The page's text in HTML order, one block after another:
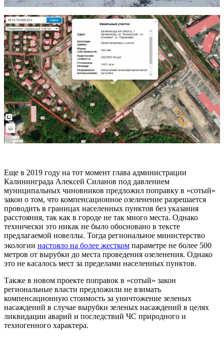
Еще в 2019 году на тот момент глава администрации
Калининграда Алексей Силанов под давлением
муниципальных чиновников предложил поправку в «сотый»
закон о том, что компенсационное озеленение разрешается
проводить в границах населенных пунктов без указания
расстояния, так как в городе не так много места. Однако
технически это никак не было обосновано в тексте
предлагаемой новеллы. Тогда региональное министерство
экологии настояло на более жестком параметре не более 500
метров от вырубки до места проведения озеленения. Однако
это не касалось мест за пределами населенных пунктов.
Также в новом проекте поправок в «сотый» закон
региональные власти предложили не взимать
компенсационную стоимость за уничтожение зеленых
насаждений в случае вырубки зеленых насаждений в целях
ликвидации аварий и последствий ЧС природного и
техногенного характера.